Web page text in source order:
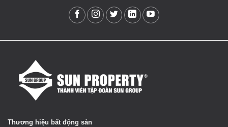
Thương hiệu bất động sản